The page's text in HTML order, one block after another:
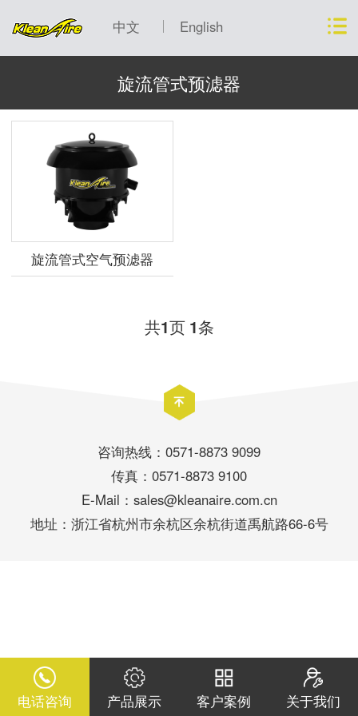
中文 English
旋流管式预滤器
旋流管式空气预滤器
共1页 1条
咨询热线：0571-8873 9099
传真：0571-8873 9100
E-Mail：sales@kleanaire.com.cn
地址：浙江省杭州市余杭区余杭街道禹航路66-6号
电话咨询 产品展示 客户案例 关于我们